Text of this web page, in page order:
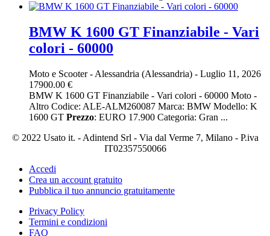
BMW K 1600 GT Finanziabile - Vari
colori - 60000
Moto e Scooter- Alessandria (Alessandria) - Luglio 11, 2026
17900.00 €
BMW K 1600 GT Finanziabile - Vari colori - 60000 Moto -
Altro Codice: ALE-ALM260087 Marca: BMW Modello: K
1600 GT Prezzo: EURO 17.900 Categoria: Gran ...
© 2022 Usato it. - Adintend Srl - Via dal Verme 7, Milano - P.iva
IT02357550066
Accedi
Crea un account gratuito
Pubblica il tuo annuncio gratuitamente
Privacy Policy
Termini e condizioni
FAQ